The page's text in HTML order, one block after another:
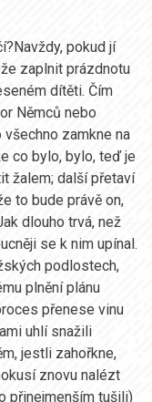
pokud jí
zaplnit prázdnotu
dítěti. Čím
Němců nebo
zamkne na
co bylo, bylo, teď je
žalem; další přetaví
to bude právě on,
dlouho trvá, než
se k nim upínal.
podlostech,
plnění plánu
přenese vinu
uhlí snažili
jestli zahořkne,
znovu nalézt
přinejmenším tušili)